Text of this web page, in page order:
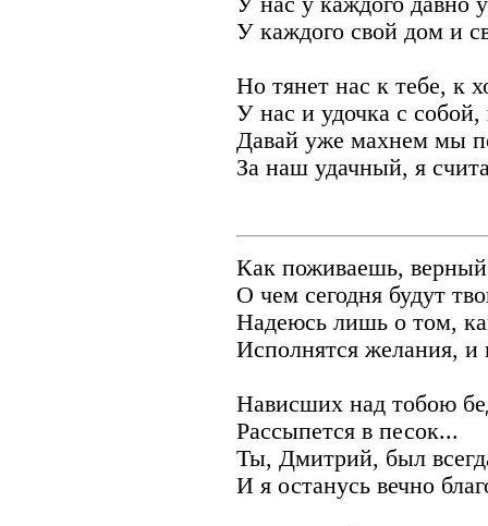
У каждого свой дом и
Но тянет нас к тебе, к
У нас и удочка с
Давай уже махнем мы
За наш удачный, я
Как поживаешь, верный
О чем сегодня будут
Надеюсь лишь о том,
Исполнятся желания, и
Нависших над тобою
Рассыпется в песок...
Ты, Дмитрий, был
И я останусь вечно